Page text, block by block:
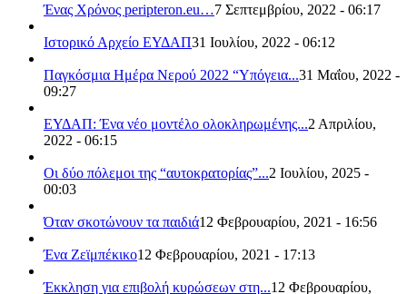
Ένας Χρόνος peripteron.eu…7 Σεπτεμβρίου, 2022 - 06:17
Ιστορικό Αρχείο ΕΥΔΑΠ31 Ιουλίου, 2022 - 06:12
Παγκόσμια Ημέρα Νερού 2022 “Υπόγεια...31 Μαΐου, 2022 -
09:27
ΕΥΔΑΠ: Ένα νέο μοντέλο ολοκληρωμένης...2 Απριλίου,
2022 - 06:15
Οι δύο πόλεμοι της “αυτοκρατορίας”...2 Ιουλίου, 2025 -
00:03
Όταν σκοτώνουν τα παιδιά12 Φεβρουαρίου, 2021 - 16:56
Ένα Ζεϊμπέκικο12 Φεβρουαρίου, 2021 - 17:13
Έκκληση για επιβολή κυρώσεων στη...12 Φεβρουαρίου,